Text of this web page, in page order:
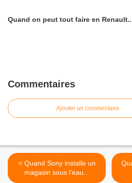
Quand on peut tout faire en
Commentaires
Ajouter un commentaire
< Quand Sony installe un
magasin sous l'eau...